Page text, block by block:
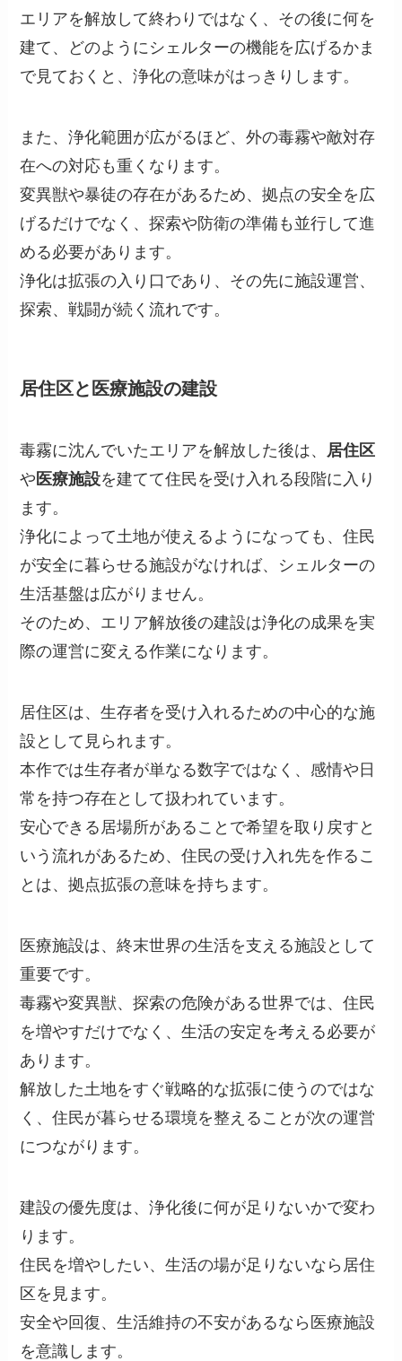
エリアを解放して終わりではなく、その後に何を
建て、どのようにシェルターの機能を広げるかま
で見ておくと、浄化の意味がはっきりします。
また、浄化範囲が広がるほど、外の毒霧や敵対存
在への対応も重くなります。
変異獣や暴徒の存在があるため、拠点の安全を広
げるだけでなく、探索や防衛の準備も並行して進
める必要があります。
浄化は拡張の入り口であり、その先に施設運営、
探索、戦闘が続く流れです。
居住区と医療施設の建設
毒霧に沈んでいたエリアを解放した後は、 居住区
や 医療施設を建てて住民を受け入れる段階に入り
ます。
浄化によって土地が使えるようになっても、住民
が安全に暮らせる施設がなければ、シェルターの
生活基盤は広がりません。
そのため、エリア解放後の建設は浄化の成果を実
際の運営に変える作業になります。
居住区は、生存者を受け入れるための中心的な施
設として見られます。
本作では生存者が単なる数字ではなく、感情や日
常を持つ存在として扱われています。
安心できる居場所があることで希望を取り戻すと
いう流れがあるため、住民の受け入れ先を作るこ
とは、拠点拡張の意味を持ちます。
医療施設は、終末世界の生活を支える施設として
重要です。
毒霧や変異獣、探索の危険がある世界では、住民
を増やすだけでなく、生活の安定を考える必要が
あります。
解放した土地をすぐ戦略的な拡張に使うのではな
く、住民が暮らせる環境を整えることが次の運営
につながります。
建設の優先度は、浄化後に何が足りないかで変わ
ります。
住民を増やしたい、生活の場が足りないなら居住
区を見ます。
安全や回復、生活維持の不安があるなら医療施設
を意識します。